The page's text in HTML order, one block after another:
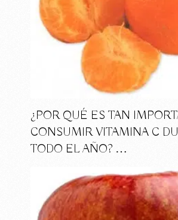
¿POR QUÉ ES TAN
CONSUMIR VITAMINA C
TODO EL AÑO? …